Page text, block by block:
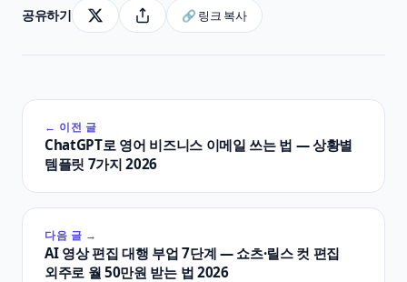
공유하기 🔗 링크 복사
← 이전 글
ChatGPT로 영어 비즈니스 이메일 쓰는 법 — 상황별
템플릿 7가지 2026
다음 글 →
AI 영상 편집 대행 부업 7단계 — 쇼츠·릴스 컷 편집
외주로 월 50만원 받는 법 2026